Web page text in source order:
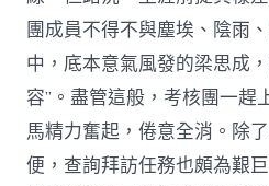
團成員不得不與塵埃、陰雨
中，底本意氣風發的梁思成
容”。盡管這般，考核團一趕
馬精力奮起，倦意全消。除
便，查詢拜訪任務也頗為艱